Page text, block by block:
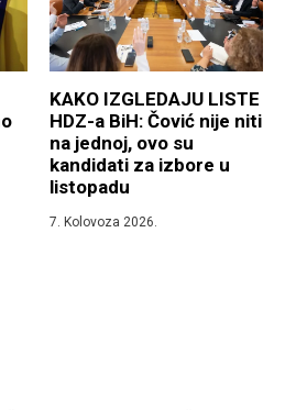
KAKO IZGLEDAJU LISTE
HDZ-a BiH: Čović nije niti
na jednoj, ovo su
kandidati za izbore u
listopadu
7. Kolovoza 2026.